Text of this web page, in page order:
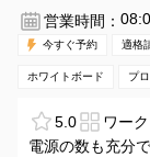
営業時間：
今すぐ予約 適格
ホワイトボード プ
5.0 ワー
電源の数も充分